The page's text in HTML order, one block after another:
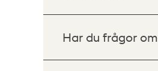
Har du frågor